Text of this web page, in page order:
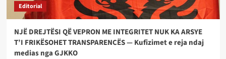
Editorial
NJË DREJTËSI QË VEPRON ME INTEGRITET NUK KA ARSYE
T’I FRIKËSOHET TRANSPARENCËS — Kufizimet e reja ndaj
medias nga GJKKO